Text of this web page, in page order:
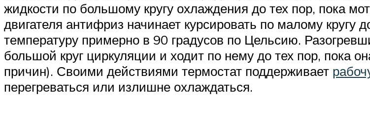
жидкости по большому кругу охлаждения до тех пор, пока
двигателя антифриз начинает курсировать по малому кругу
температуру примерно в 90 градусов по Цельсию.
большой круг циркуляции и ходит по нему до тех пор, пока
причин). Своими действиями термостат поддерживает
перегреваться или излишне охлаждаться.